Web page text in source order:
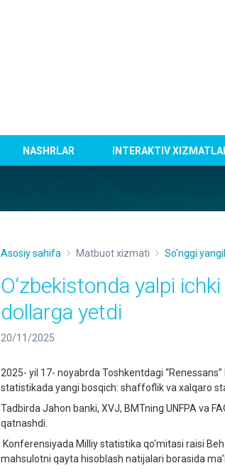
NASHRLAR INTERAKTIV
Asosiy sahifa Matbuot xizmati So'nggi
O‘zbekistonda yalpi
dollarga yetdi
20/11/2025
2025- yil 17- noyabrda Toshkentdagi
statistikada yangi bosqich: shaffoflik va xalqaro
Tadbirda Jahon banki, XVJ, BMTning UNFPA va
qatnashdi.
Konferensiyada Milliy statistika qo‘mitasi raisi
mahsulotni qayta hisoblash natijalari borasida